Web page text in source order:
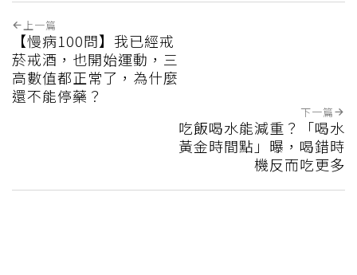
上一篇
【慢病100問】我已經戒
菸戒酒，也開始運動，三
高數值都正常了，為什麼
還不能停藥？
下一篇
吃飯喝水能減重？「喝水
黃金時間點」曝，喝錯時
機反而吃更多